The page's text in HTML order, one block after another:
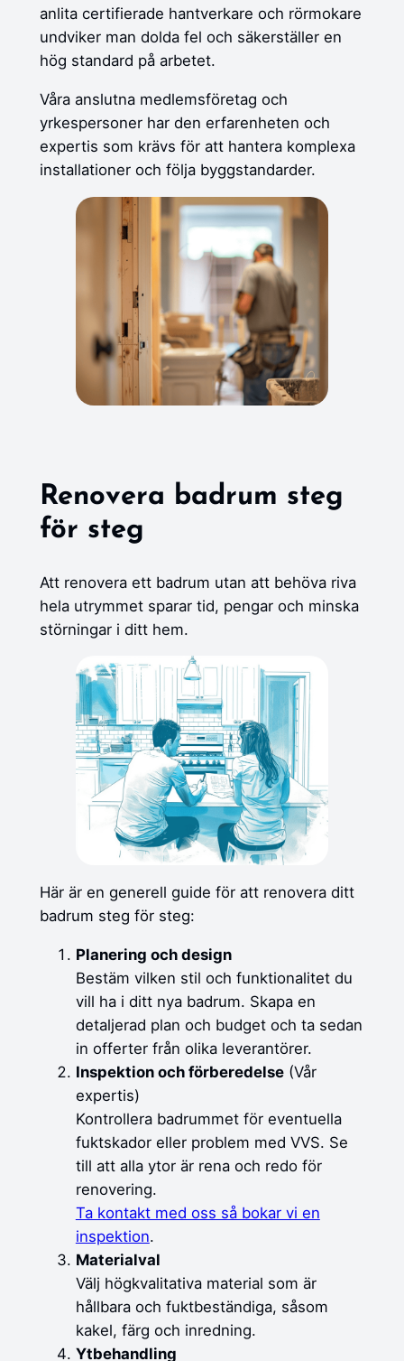
anlita certifierade hantverkare och rörmokare
undviker man dolda fel och säkerställer en
hög standard på arbetet.
Våra anslutna medlemsföretag och
yrkespersoner har den erfarenheten och
expertis som krävs för att hantera komplexa
installationer och följa byggstandarder.
Renovera badrum steg
för steg
Att renovera ett badrum utan att behöva riva
hela utrymmet sparar tid, pengar och minska
störningar i ditt hem.
Här är en generell guide för att renovera ditt
badrum steg för steg:
Planering och design
Bestäm vilken stil och funktionalitet du
vill ha i ditt nya badrum. Skapa en
detaljerad plan och budget och ta sedan
in offerter från olika leverantörer.
Inspektion och förberedelse(Vår
expertis)
Kontrollera badrummet för eventuella
fuktskador eller problem med VVS. Se
till att alla ytor är rena och redo för
renovering.
Ta kontakt med oss så bokar vi en
inspektion.
Materialval
Välj högkvalitativa material som är
hållbara och fuktbeständiga, såsom
kakel, färg och inredning.
Ytbehandling